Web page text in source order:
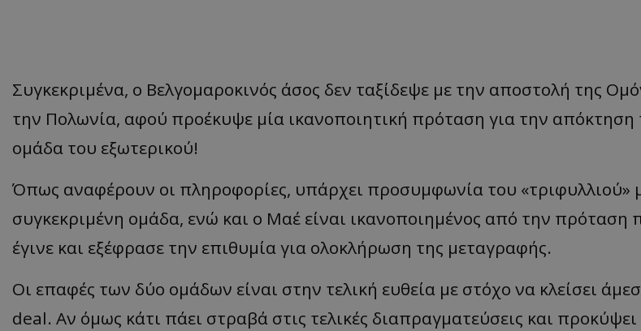
Συγκεκριμένα, ο Βελγομαροκινός άσος δεν ταξίδεψε με την αποστολή της
την Πολωνία, αφού προέκυψε μία ικανοποιητική πρόταση για την απόκτηση
ομάδα του εξωτερικού!
Όπως αναφέρουν οι πληροφορίες, υπάρχει προσυμφωνία του «τριφυλλιού»
συγκεκριμένη ομάδα, ενώ και ο Μαέ είναι ικανοποιημένος από την πρόταση
έγινε και εξέφρασε την επιθυμία για ολοκλήρωση της μεταγραφής.
Οι επαφές των δύο ομάδων είναι στην τελική ευθεία με στόχο να κλείσει
deal. Αν όμως κάτι πάει στραβά στις τελικές διαπραγματεύσεις και προκύψει